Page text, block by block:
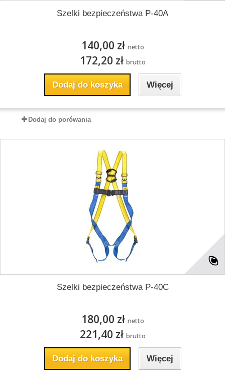
Szelki bezpieczeństwa P-40A
140,00 zł netto
172,20 zł brutto
Dodaj do koszyka Więcej
Dodaj do porówania
Szelki bezpieczeństwa P-40C
180,00 zł netto
221,40 zł brutto
Dodaj do koszyka Więcej